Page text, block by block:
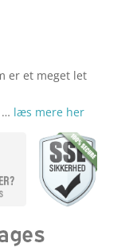
er et meget let
… læs mere her